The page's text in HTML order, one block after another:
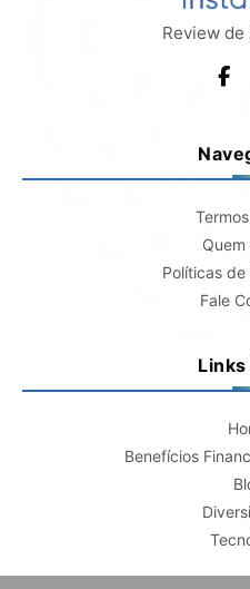
Review
Quem
Políticas
Fale
Benefícios